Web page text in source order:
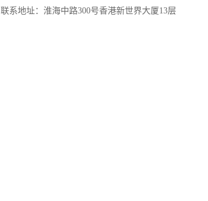
联系地址：淮海中路300号香港新世界大厦13层